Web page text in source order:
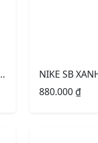
Smoke Grey University
880.000₫